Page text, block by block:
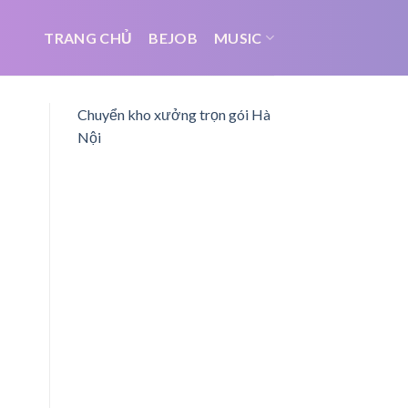
TRANG CHỦ BEJOB MUSIC
Chuyển kho xưởng trọn gói Hà
Nội